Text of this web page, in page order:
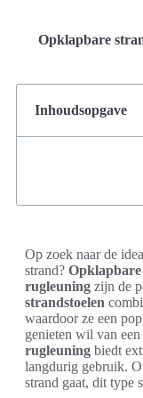
Opklapbare
Inhoudsopgave
Op zoek naar de
strand? Opklapbare
rugleuning zijn de
strandstoelen
waardoor ze een
genieten wil van
rugleuning biedt
langdurig gebruik.
strand gaat, dit type